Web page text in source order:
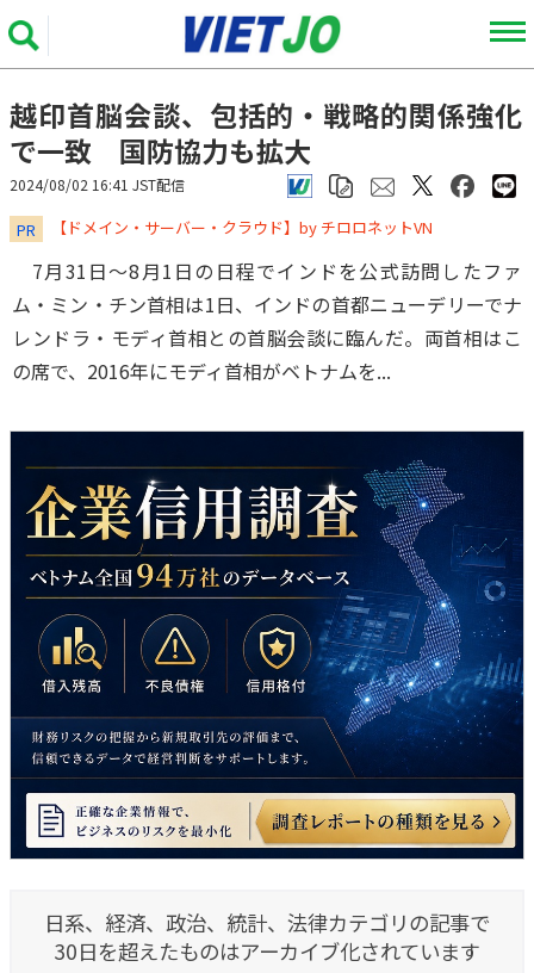
越印首脳会談、包括的・戦略的関係強化
で一致 国防協力も拡大
2024/08/02 16:41 JST配信
PR ​​​​​​​【ドメイン・サーバー・クラウド】by チロロネットVN
7月31日～8月1日の日程でインドを公式訪問したファ
ム・ミン・チン首相は1日、インドの首都ニューデリーでナ
レンドラ・モディ首相との首脳会談に臨んだ。両首相はこ
の席で、2016年にモディ首相がベトナムを...
日系、経済、政治、統計、法律カテゴリの記事で
30日を超えたものはアーカイブ化されています